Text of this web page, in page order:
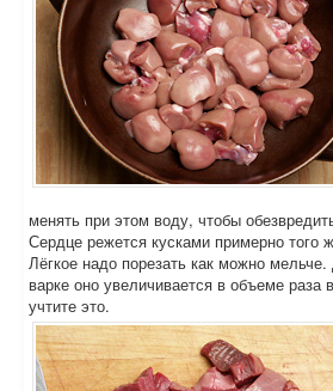
менять при этом воду, чтобы
Сердце режется кусками примерно того
Лёгкое надо порезать как можно
варке оно увеличивается в объеме раза
учтите это.